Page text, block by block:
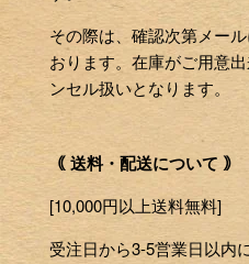
その際は、確認次第メー
おります。在庫がご用意
ンセル扱いとなります。
｟ 送料・配送について ｠
[10,000円以上送料無料]
受注日から3-5営業日以内